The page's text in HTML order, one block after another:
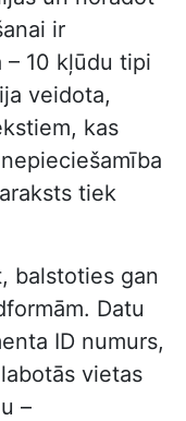
ir
10 kļūdu tipi
veidota,
kas
tiek
balstoties gan
Datu
ID numurs,
vietas
–